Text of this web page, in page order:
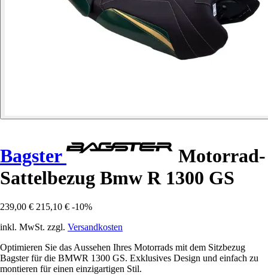
Bagster
Motorrad-
Sattelbezug Bmw R 1300 GS
239,00 € 215,10 € -10%
inkl. MwSt. zzgl. Versandkosten
Optimieren Sie das Aussehen Ihres Motorrads mit dem Sitzbezug
Bagster für die BMWR 1300 GS. Exklusives Design und einfach zu
montieren für einen einzigartigen Stil.